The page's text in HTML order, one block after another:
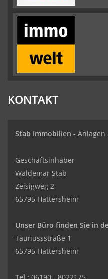
KONTAKT
Stab Immobilien - Anlagen
Geschäftsinhaber
Waldemar Stab
Zeisigweg 2
65795 Hattersheim
Unser Büro finden Sie in
Taunussstraße 1
65795 Hattersheim